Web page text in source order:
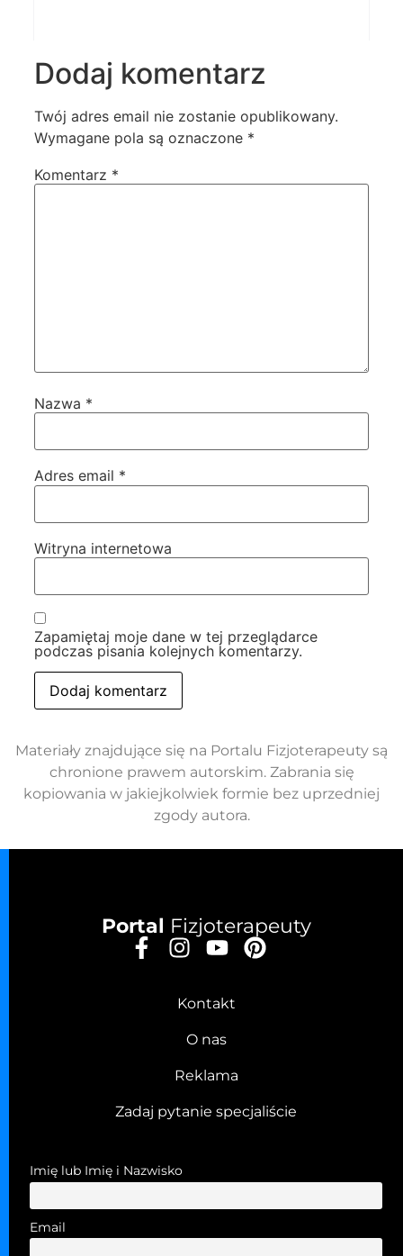
Dodaj komentarz
Twój adres email nie zostanie opublikowany.
Wymagane pola są oznaczone *
Komentarz *
Nazwa *
Adres email *
Witryna internetowa
Zapamiętaj moje dane w tej przeglądarce
podczas pisania kolejnych komentarzy.
Materiały znajdujące się na Portalu Fizjoterapeuty są
chronione prawem autorskim. Zabrania się
kopiowania w jakiejkolwiek formie bez uprzedniej
zgody autora.
Portal Fizjoterapeuty
Kontakt
O nas
Reklama
Zadaj pytanie specjaliście
Imię lub Imię i Nazwisko
Email